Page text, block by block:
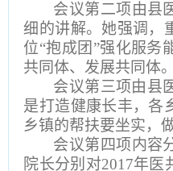
会议第二项由县
细的讲解。她强调，
位“抱成团”强化服务
共同体、发展共同体。
会议第三项由县
是打造健康长丰，各
乡镇的帮扶要坐实，
会议第四项内容
院长分别对2017年